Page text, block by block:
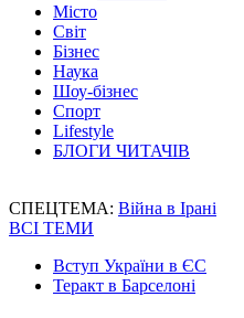
Місто
Світ
Бізнес
Наука
Шоу-бізнес
Спорт
Lifestyle
БЛОГИ ЧИТАЧІВ
СПЕЦТЕМА: Війна в Ірані
ВСІ ТЕМИ
Вступ України в ЄС
Теракт в Барселоні